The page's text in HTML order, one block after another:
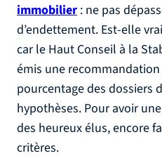
immobilier : ne pas
d’endettement. Est-elle
car le Haut Conseil à la
émis une
pourcentage des dossiers
hypothèses. Pour avoir
des heureux élus, encore
critères.